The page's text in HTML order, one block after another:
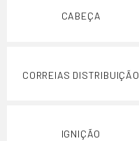
CABEÇA
CORREIAS DISTRIBUIÇÃO
IGNIÇÃO